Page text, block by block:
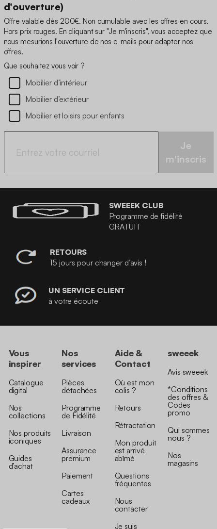
d'ouverture)
Offre valable dès 200€. Non cumulable avec les offres en cours.
Hors prix rouges. En cliquant sur "Je m'inscris", vous acceptez que
nous mesurions l'ouverture de nos e-mails pour adapter nos
offres.
Que souhaitez vous voir ?
Mobilier d’intérieur
Mobilier d’extérieur
Mobilier et loisirs pour enfants
Je
m'inscris
SWEEEK CLUB
Programme de fidélité
GRATUIT
RETOURS
15 jours pour changer d’avis !
UN SERVICE CLIENT
à votre écoute
Vous
inspirer
Catalogue
digital
Nos
collections
Nos produits
iconiques
Guides
d’achat
Nos
services
Pièces
détachées
Programme
de Fidélité
Livraison
Assurance
premium
Paiement
Cartes
cadeaux
Aide &
Contact
Où est mon
colis ?
Retours
Rétractation
Mon produit
est arrivé
abîmé
Questions
fréquentes
Nous
contacter
Je suis
sweeek
Avis sweeek
*Conditions
des offres &
Codes
promo
Qui sommes
nous ?
Nos
magasins